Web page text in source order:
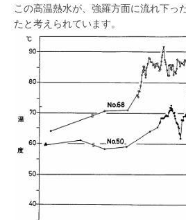
この高温熱水が、強羅方面に流れ下っ
たと考えられています。